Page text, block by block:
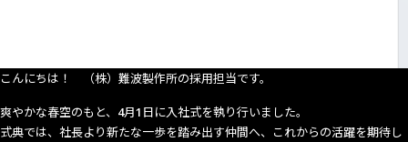
こんにちは！ （株）難波製作所の採用担当です。
爽やかな春空のもと、4月1日に入社式を執り行いました。
式典では、社長より新たな一歩を踏み出す仲間へ、これからの活躍を期待し